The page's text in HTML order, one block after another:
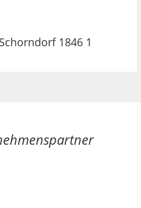
1846 1